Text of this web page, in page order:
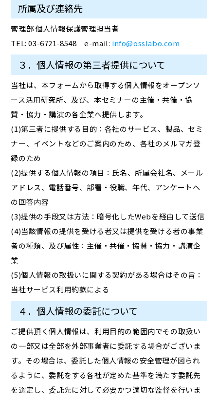
所属及び連絡先
管理部 個人情報保護管理担当者
TEL: 03-6721-8548 e-mail: info@osslabo.com
３．個人情報の第三者提供について
当社は、本フォームから取得する個人情報をオープンソ
ース活用研究所、及び、本セミナーの主催・共催・協
賛・協力・講演の各企業へ提供します。
(1)第三者に提供する目的：各社のサービス、製品、セミ
ナー、イベントなどのご案内のため、各社のメルマガ登
録のため
(2)提供する個人情報の項目：氏名、所属会社名、メール
アドレス、電話番号、部署・役職、年代、アンケートへ
の回答内容
(3)提供の手段又は方法：暗号化したWebを経由して送信
(4)当該情報の提供を受ける者又は提供を受ける者の事業
者の種類、及び属性：主催・共催・協賛・協力・講演企
業
(5)個人情報の取扱いに関する契約がある場合はその旨：
当社サービス利用約款による
４．個人情報の委託について
ご提供頂く個人情報は、利用目的の範囲内でその取扱い
の一部又は全部を外部事業者に委託する場合がございま
す。その場合は、委託した個人情報の安全管理が図られ
るように、委託をする各社が定めた基準を満たす委託先
を選定し、委託先に対して必要かつ適切な監督を行いま